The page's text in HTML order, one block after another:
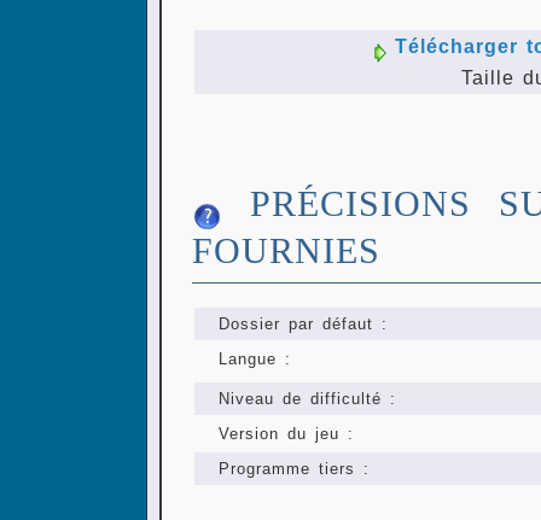
Télécharger
Taille
PRÉCISIONS
FOURNIES
Dossier par défaut :
Langue :
Niveau de difficulté :
Version du jeu :
Programme tiers :